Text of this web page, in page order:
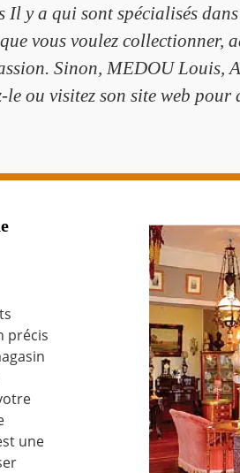
y a qui sont spécialisés
vous voulez
Sinon, MEDOU Louis,
ou visitez son site web pour
précis
une